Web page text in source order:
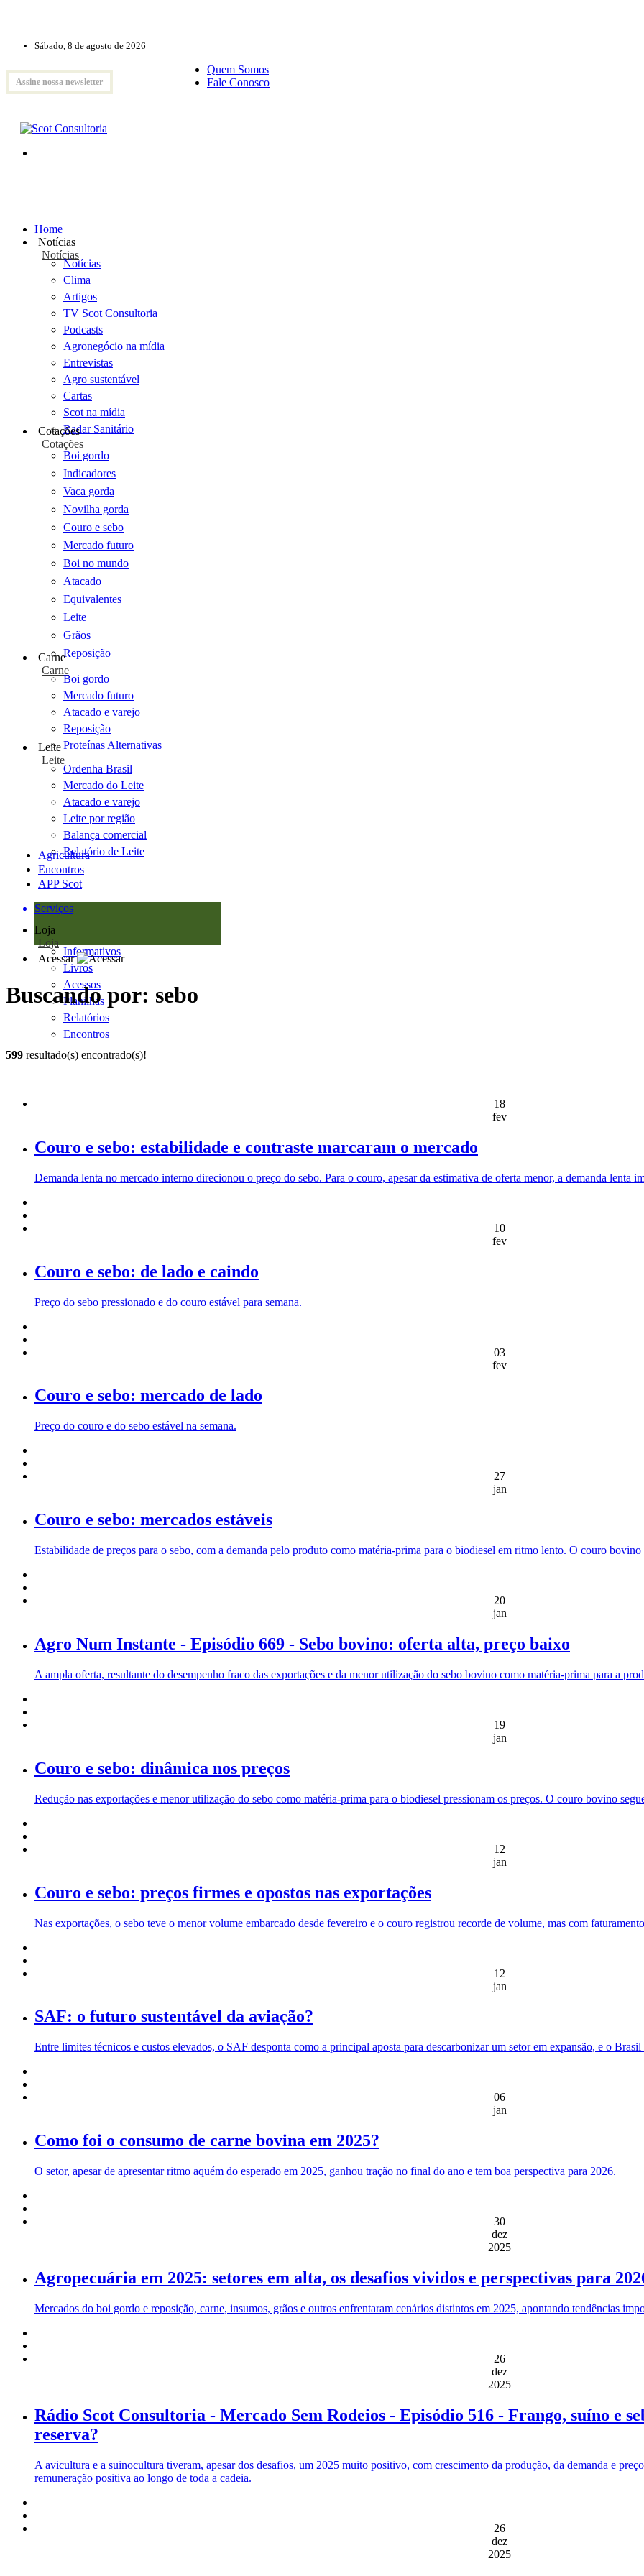
Sábado, 8 de agosto de 2026
Assine nossa newsletter
Quem Somos
Fale Conosco
Home
Notícias
Notícias
Notícias
Clima
Artigos
TV Scot Consultoria
Podcasts
Agronegócio na mídia
Entrevistas
Agro sustentável
Cartas
Scot na mídia
Radar Sanitário
Cotações
Cotações
Boi gordo
Indicadores
Vaca gorda
Novilha gorda
Couro e sebo
Mercado futuro
Boi no mundo
Atacado
Equivalentes
Leite
Grãos
Reposição
Carne
Carne
Boi gordo
Mercado futuro
Atacado e varejo
Reposição
Proteínas Alternativas
Leite
Leite
Ordenha Brasil
Mercado do Leite
Atacado e varejo
Leite por região
Balança comercial
Relatório de Leite
Agricultura
Encontros
APP Scot
Serviços
Loja
Loja
Informativos
Livros
Acessos
Planilhas
Relatórios
Encontros
Acessar
Buscando por: sebo
599 resultado(s) encontrado(s)!
18
fev
Couro e sebo: estabilidade e contraste marcaram o mercado
Demanda lenta no mercado interno direcionou o preço do sebo. Para o couro, apesar da estimativa de oferta menor, a demanda lenta
10
fev
Couro e sebo: de lado e caindo
Preço do sebo pressionado e do couro estável para semana.
03
fev
Couro e sebo: mercado de lado
Preço do couro e do sebo estável na semana.
27
jan
Couro e sebo: mercados estáveis
Estabilidade de preços para o sebo, com a demanda pelo produto como matéria-prima para o biodiesel em ritmo lento. O couro
20
jan
Agro Num Instante - Episódio 669 - Sebo bovino: oferta alta, preço baixo
A ampla oferta, resultante do desempenho fraco das exportações e da menor utilização do sebo bovino como matéria-prima para a
19
jan
Couro e sebo: dinâmica nos preços
Redução nas exportações e menor utilização do sebo como matéria-prima para o biodiesel pressionam os preços. O couro bovino
12
jan
Couro e sebo: preços firmes e opostos nas exportações
Nas exportações, o sebo teve o menor volume embarcado desde fevereiro e o couro registrou recorde de volume, mas com
12
jan
SAF: o futuro sustentável da aviação?
Entre limites técnicos e custos elevados, o SAF desponta como a principal aposta para descarbonizar um setor em expansão, e o Brasil
06
jan
Como foi o consumo de carne bovina em 2025?
O setor, apesar de apresentar ritmo aquém do esperado em 2025, ganhou tração no final do ano e tem boa perspectiva para 2026.
30
dez
2025
Agropecuária em 2025: setores em alta, os desafios vividos e perspectivas para
Mercados do boi gordo e reposição, carne, insumos, grãos e outros enfrentaram cenários distintos em 2025, apontando tendências
26
dez
2025
Rádio Scot Consultoria - Mercado Sem Rodeios - Episódio 516 - Frango, suíno e
reserva?
A avicultura e a suinocultura tiveram, apesar dos desafios, um 2025 muito positivo, com crescimento da produção, da demanda e
remuneração positiva ao longo de toda a cadeia.
26
dez
2025